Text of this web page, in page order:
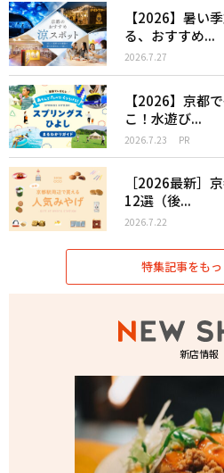
【2026】暑い
る、おすすめ...
2026.7.27
【2026】京都
こ！水遊び...
2026.7.23 PR
［2026最新］
12選（後...
2026.7.22
特集記事をも
新店情報